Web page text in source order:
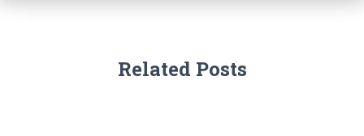
Related Posts